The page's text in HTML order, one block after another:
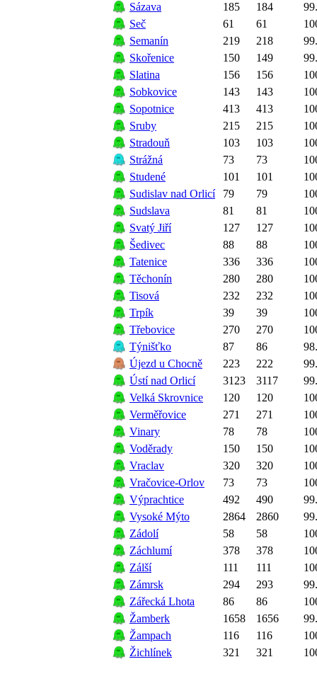
Sázava
185 184
Seč
61 61
Semanín
219 218
Skořenice
150 149
Slatina
156 156
Sobkovice
143 143
Sopotnice
413 413
Sruby
215 215
Stradouň
103 103
Strážná
73 73
Studené
101 101
Sudislav nad Orlicí
79 79
Sudslava
81 81
Svatý Jiří
127 127
Šedivec
88 88
Tatenice
336 336
Těchonín
280 280
Tisová
232 232
Trpík
39 39
Třebovice
270 270
Týnišťko
87 86
Újezd u Chocně
223 222
Ústí nad Orlicí
3123 3117
Velká Skrovnice
120 120
Verměřovice
271 271
Vinary
78 78
Voděrady
150 150
Vraclav
320 320
Vračovice-Orlov
73 73
Výprachtice
492 490
Vysoké Mýto
2864 2860
Zádolí
58 58
Záchlumí
378 378
Zálší
111 111
Zámrsk
294 293
Zářecká Lhota
86 86
Žamberk
1658 1656
Žampach
116 116
Žichlínek
321 321